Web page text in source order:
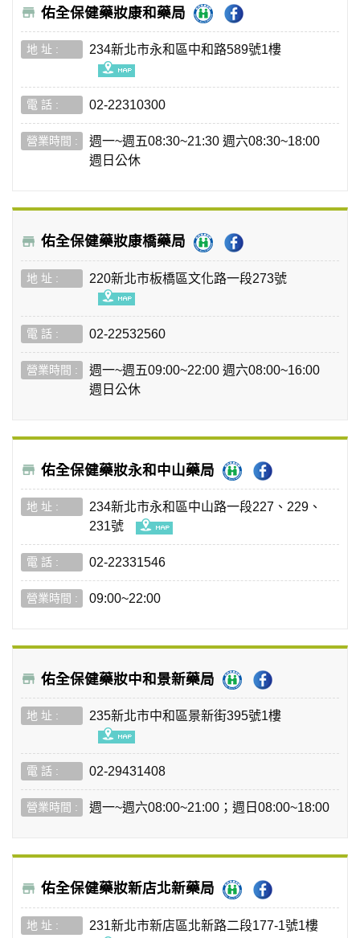
佑全保健藥妝康和藥局
234新北市永和區中和路589號1樓
02-22310300
週一~週五08:30~21:30 週六08:30~18:00
週日公休
佑全保健藥妝康橋藥局
220新北市板橋區文化路一段273號
02-22532560
週一~週五09:00~22:00 週六08:00~16:00
週日公休
佑全保健藥妝永和中山藥局
234新北市永和區中山路一段227、229、
231號
02-22331546
09:00~22:00
佑全保健藥妝中和景新藥局
235新北市中和區景新街395號1樓
02-29431408
週一~週六08:00~21:00；週日08:00~18:00
佑全保健藥妝新店北新藥局
231新北市新店區北新路二段177-1號1樓